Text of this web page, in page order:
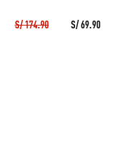
S/ 174.90 S/ 69.90